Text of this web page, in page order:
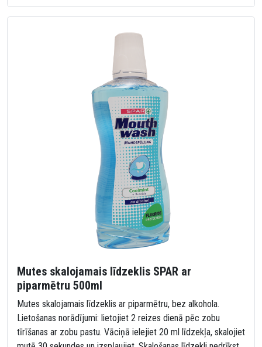
Mutes skalojamais līdzeklis SPAR ar
piparmētru 500ml
Mutes skalojamais līdzeklis ar piparmētru, bez alkohola.
Lietošanas norādījumi: lietojiet 2 reizes dienā pēc zobu
tīrīšanas ar zobu pastu. Vāciņā ielejiet 20 ml līdzekļa, skalojiet